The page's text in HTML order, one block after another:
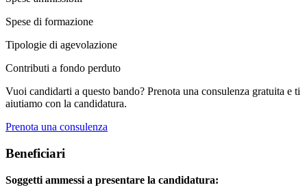
Spese di formazione
Tipologie di agevolazione
Contributi a fondo perduto
Vuoi candidarti a questo bando? Prenota una consulenza gratuita e ti
aiutiamo con la candidatura.
Prenota una consulenza
Beneficiari
Soggetti ammessi a presentare la candidatura: